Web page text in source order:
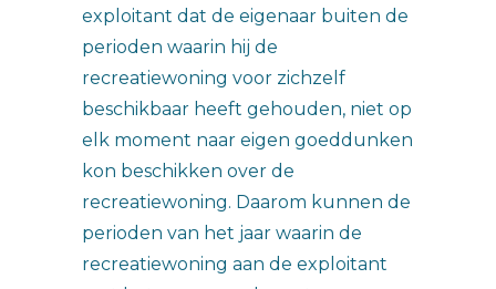
exploitant dat de eigenaar buiten de
perioden waarin hij de
recreatiewoning voor zichzelf
beschikbaar heeft gehouden, niet op
elk moment naar eigen goeddunken
kon beschikken over de
recreatiewoning. Daarom kunnen de
perioden van het jaar waarin de
recreatiewoning aan de exploitant